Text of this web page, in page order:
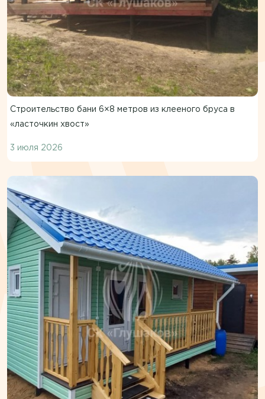
Строительство бани 6×8 метров из клееного бруса в
«ласточкин хвост»
3 июля 2026